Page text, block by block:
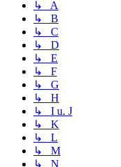
↳ A
↳ B
↳ C
↳ D
↳ E
↳ F
↳ G
↳ H
↳ I u. J
↳ K
↳ L
↳ M
↳ N